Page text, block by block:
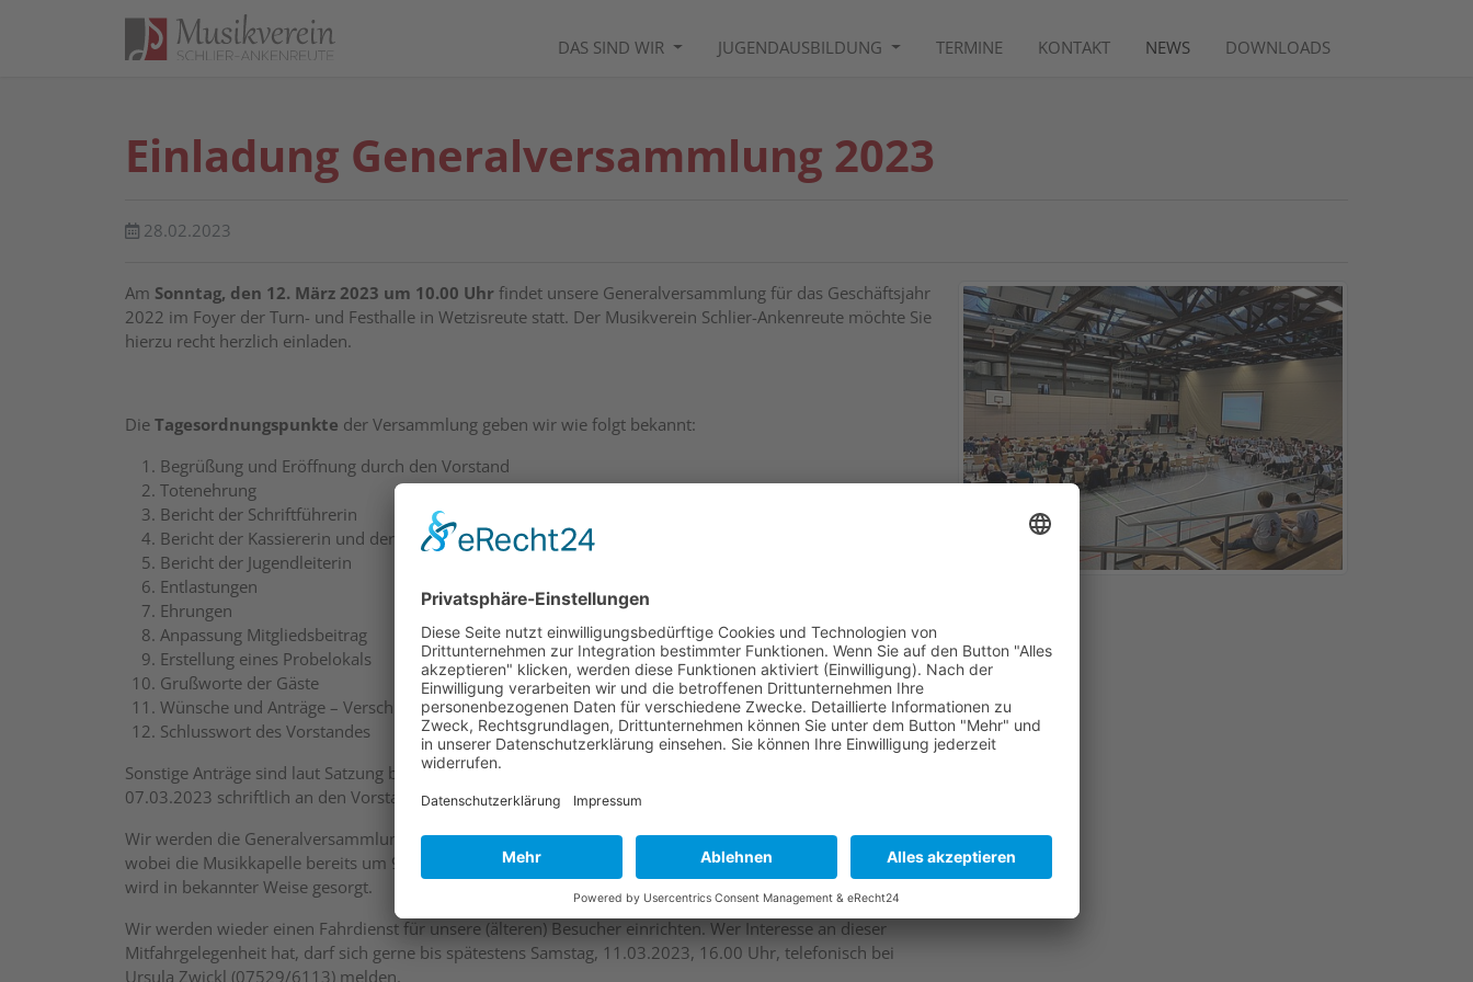
Direkt zur Hauptnavigation springen
DAS SIND WIR
JUGENDAUSBILDUNG TERMINE KONTAKT NEWS DOWNLOADS
Einladung Generalversammlung 2023
28.02.2023
Am Sonntag, den 12. März 2023 um 10.00 Uhr findet unsere Generalversammlung für das Geschäftsjahr
2022 im Foyer der Turn- und Festhalle in Wetzisreute statt. Der Musikverein Schlier-Ankenreute möchte Sie
hierzu recht herzlich einladen.
Die Tagesordnungspunkte der Versammlung geben wir wie folgt bekannt:
Begrüßung und Eröffnung durch den Vorstand
Totenehrung
Bericht der Schriftführerin
Bericht der Kassiererin und der Kassenprüfer
Bericht der Jugendleiterin
Entlastungen
Ehrungen
Anpassung Mitgliedsbeitrag
Erstellung eines Probelokals
Grußworte der Gäste
Wünsche und Anträge – Verschiedenes
Schlusswort des Vorstandes
Sonstige Anträge sind laut Satzung bis fünf Tage vor der Versammlung, spätestens jedoch bis zum
07.03.2023 schriftlich an den Vorstand zu richten.
Wir werden die Generalversammlung wie gewöhnlich im Rahmen eines Frühschoppens veranstalten,
wobei die Musikkapelle bereits um 9.45 Uhr zur Begrüßung für Sie aufspielen wird. Für Ihr leibliches Wohl
wird in bekannter Weise gesorgt.
Wir werden wieder einen Fahrdienst für unsere (älteren) Besucher einrichten. Wer Interesse an dieser
Mitfahrgelegenheit hat, darf sich gerne bis spätestens Samstag, 11.03.2023, 16.00 Uhr, telefonisch bei
Ursula Zwickl (07529/6113) melden.